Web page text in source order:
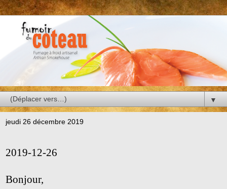
▼
jeudi 26 décembre 2019
2019-12-26
Bonjour,